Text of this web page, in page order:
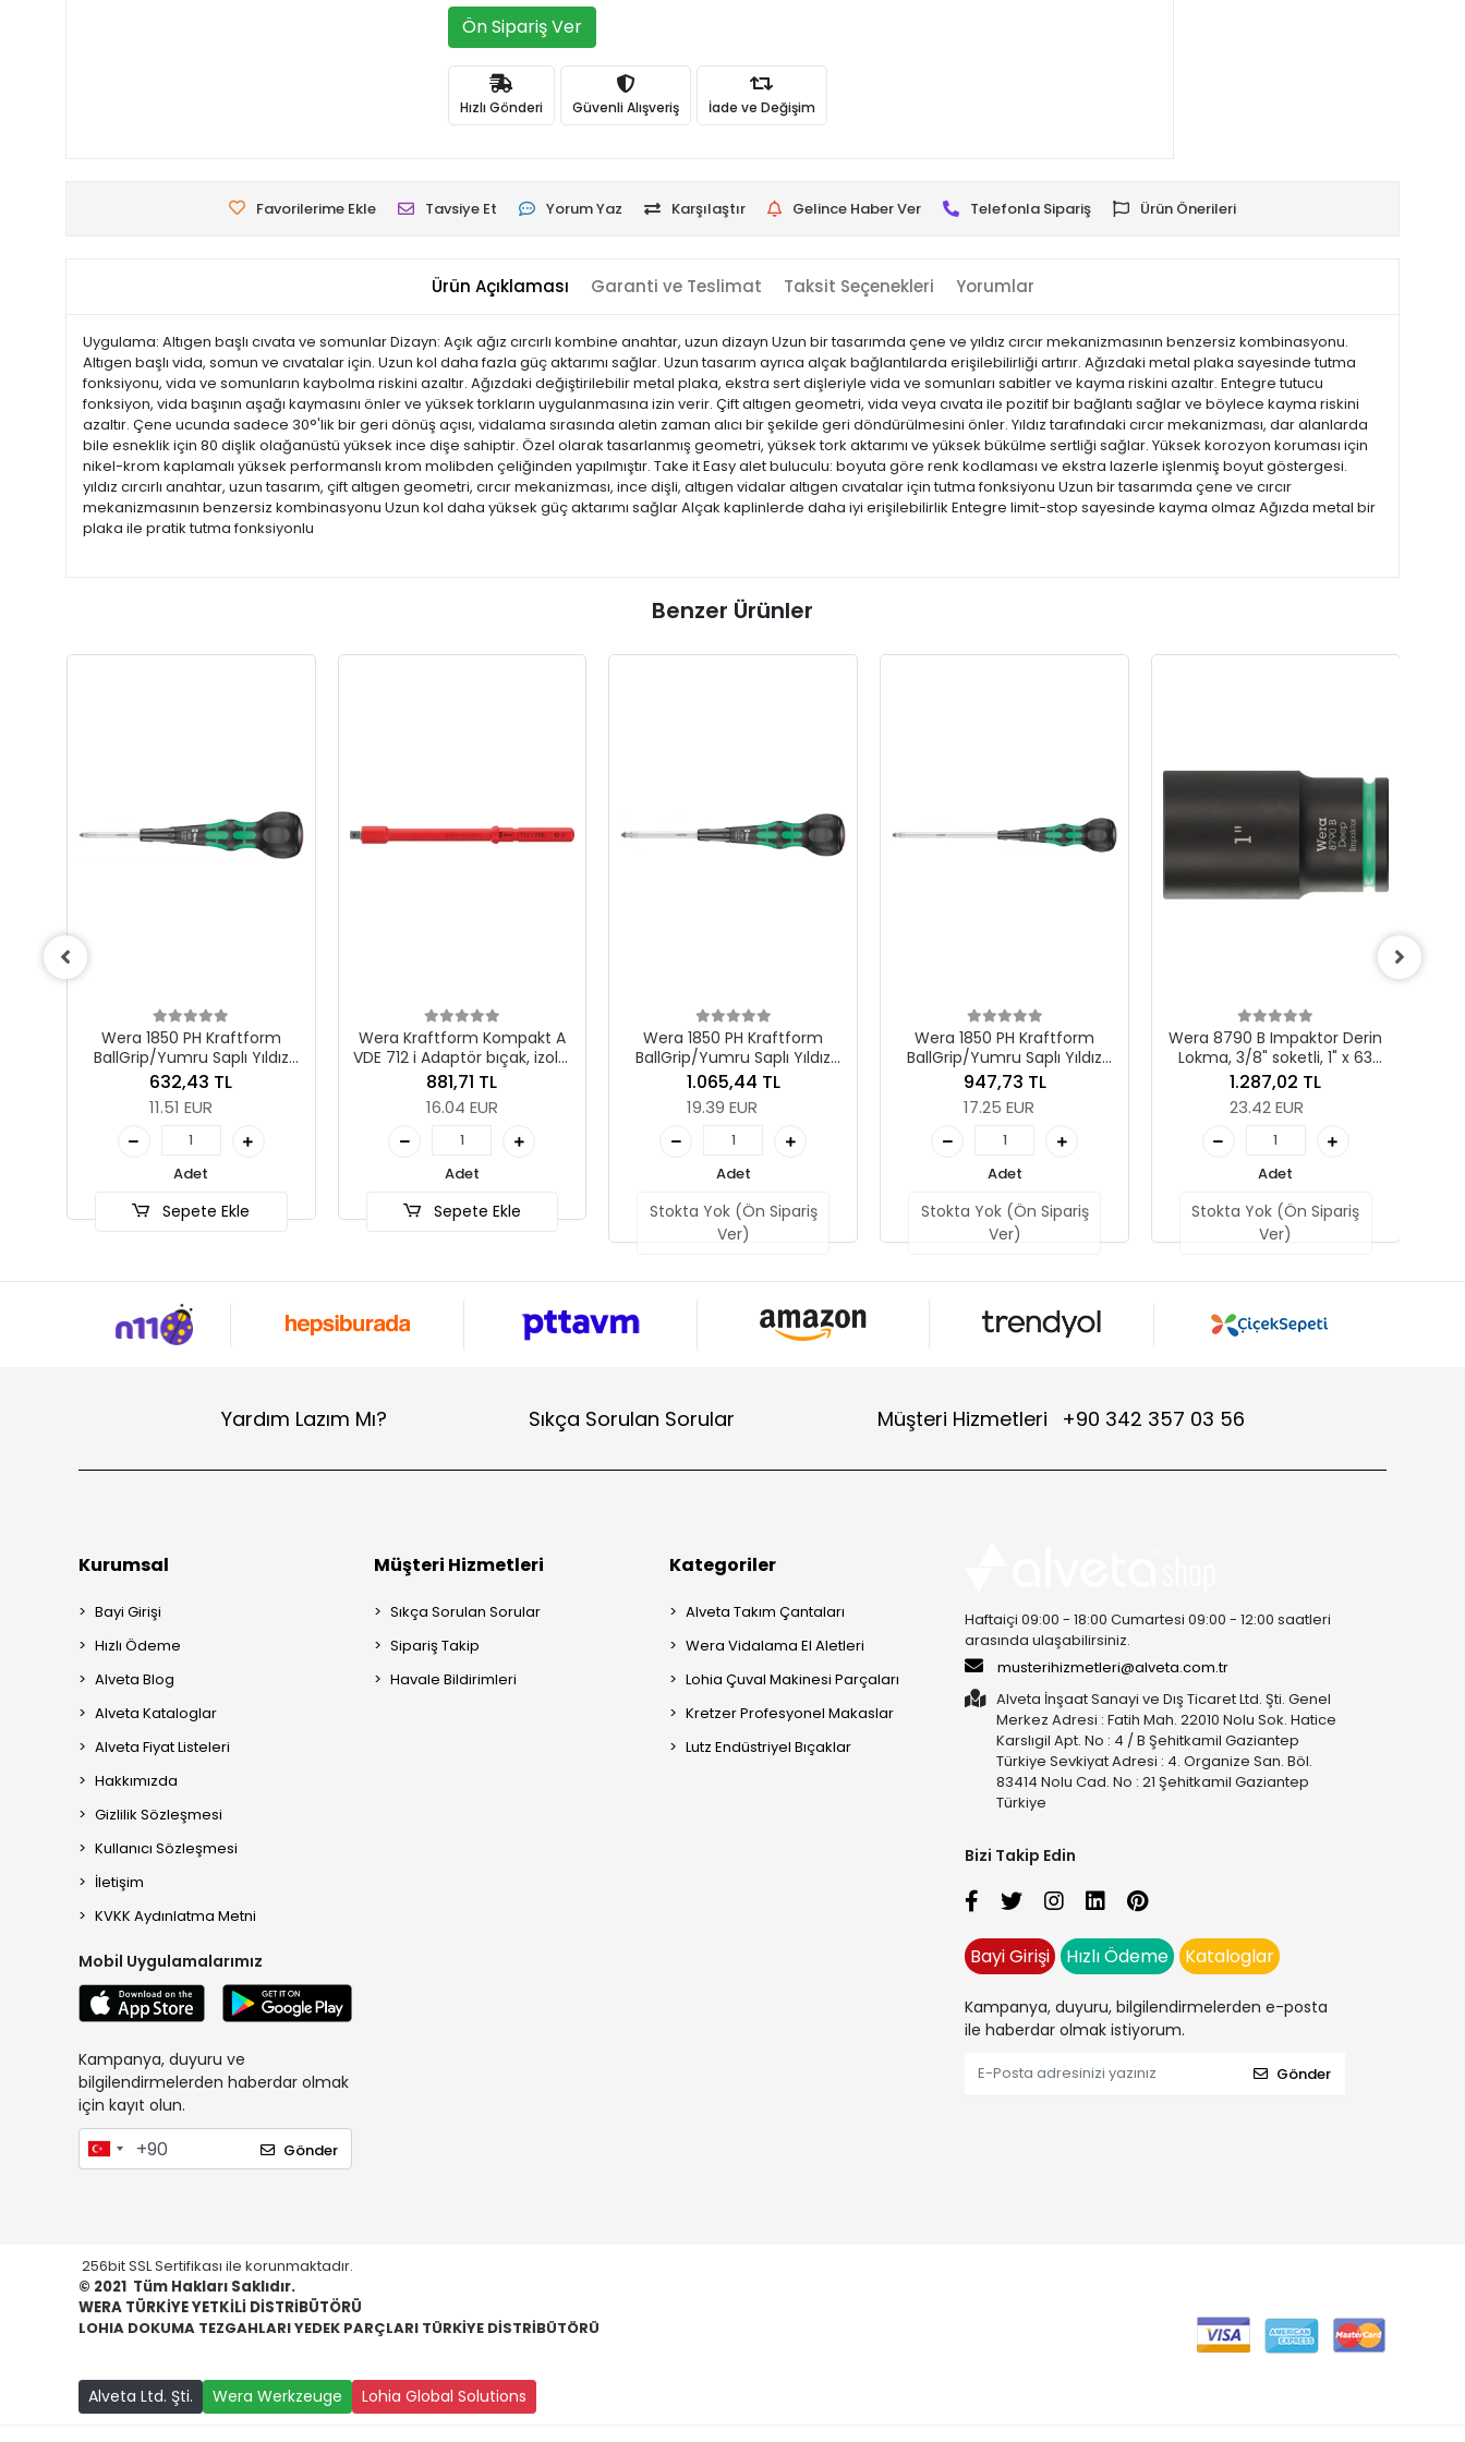
Ön Sipariş Ver
Hızlı Gönderi Güvenli Alışveriş İade ve Değişim
Favorilerime Ekle Tavsiye Et Yorum Yaz Karşılaştır Gelince Haber Ver Telefonla Sipariş Ürün Önerileri
Ürün Açıklaması Garanti ve Teslimat Taksit Seçenekleri Yorumlar
Uygulama: Altıgen başlı cıvata ve somunlar Dizayn: Açık ağız cırcırlı kombine anahtar, uzun dizayn Uzun bir tasarımda çene ve yıldız cırcır mekanizmasının benzersiz kombinasyonu.
Altıgen başlı vida, somun ve cıvatalar için. Uzun kol daha fazla güç aktarımı sağlar. Uzun tasarım ayrıca alçak bağlantılarda erişilebilirliği artırır. Ağızdaki metal plaka sayesinde tutma
fonksiyonu, vida ve somunların kaybolma riskini azaltır. Ağızdaki değiştirilebilir metal plaka, ekstra sert dişleriyle vida ve somunları sabitler ve kayma riskini azaltır. Entegre tutucu
fonksiyon, vida başının aşağı kaymasını önler ve yüksek torkların uygulanmasına izin verir. Çift altıgen geometri, vida veya cıvata ile pozitif bir bağlantı sağlar ve böylece kayma riskini
azaltır. Çene ucunda sadece 30°'lik bir geri dönüş açısı, vidalama sırasında aletin zaman alıcı bir şekilde geri döndürülmesini önler. Yıldız tarafındaki cırcır mekanizması, dar alanlarda
bile esneklik için 80 dişlik olağanüstü yüksek ince dişe sahiptir. Özel olarak tasarlanmış geometri, yüksek tork aktarımı ve yüksek bükülme sertliği sağlar. Yüksek korozyon koruması için
nikel-krom kaplamalı yüksek performanslı krom molibden çeliğinden yapılmıştır. Take it Easy alet buluculu: boyuta göre renk kodlaması ve ekstra lazerle işlenmiş boyut göstergesi.
yıldız cırcırlı anahtar, uzun tasarım, çift altıgen geometri, cırcır mekanizması, ince dişli, altıgen vidalar altıgen cıvatalar için tutma fonksiyonu Uzun bir tasarımda çene ve cırcır
mekanizmasının benzersiz kombinasyonu Uzun kol daha yüksek güç aktarımı sağlar Alçak kaplinlerde daha iyi erişilebilirlik Entegre limit-stop sayesinde kayma olmaz Ağızda metal bir
plaka ile pratik tutma fonksiyonlu
Benzer Ürünler
PH Kraftform
Saplı Yıldız
Sepete Ekle
Wera Kraftform Kompakt A
VDE 712 i Adaptör bıçak, izole,
1/4" lokmalar için, 1/4" x 154
Sepete Ekle
Wera 1850 PH Kraftform
BallGrip/Yumru Saplı Yıldız
Tornavida, PH 3 x 150 mm
Stokta Yok (Ön Sipariş
Wera 1850 PH Kraftform
BallGrip/Yumru Saplı Yıldız
Tornavida, PH 2 x 150 mm
Stokta Yok (Ön Sipariş
Ver)
Wera 8790 B Impaktor Derin
Lokma, 3/8" soketli, 1" x 63
Stokta Yok (Ön Sipariş
Ver)
Lokma, 3/8" soketli, 15/
mm
1.038,67 TL
Adet
Yardım Lazım Mı? Sıkça Sorulan Sorular Müşteri Hizmetleri +90 342 357 03 56
Kurumsal
Bayi Girişi
Hızlı Ödeme
Alveta Blog
Alveta Kataloglar
Alveta Fiyat Listeleri
Hakkımızda
Gizlilik Sözleşmesi
Kullanıcı Sözleşmesi
İletişim
KVKK Aydınlatma Metni
Mobil Uygulamalarımız
Kampanya, duyuru ve
bilgilendirmelerden haberdar olmak
için kayıt olun.
Gönder
Müşteri Hizmetleri
Sıkça Sorulan Sorular
Sipariş Takip
Havale Bildirimleri
Kategoriler
Alveta Takım Çantaları
Wera Vidalama El Aletleri
Lohia Çuval Makinesi Parçaları
Kretzer Profesyonel Makaslar
Lutz Endüstriyel Bıçaklar
Haftaiçi 09:00 - 18:00 Cumartesi 09:00 - 12:00 saatleri
arasında ulaşabilirsiniz.
musterihizmetleri@alveta.com.tr
Alveta İnşaat Sanayi ve Dış Ticaret Ltd. Şti. Genel
Merkez Adresi : Fatih Mah. 22010 Nolu Sok. Hatice
Karslıgil Apt. No : 4 / B Şehitkamil Gaziantep
Türkiye Sevkiyat Adresi : 4. Organize San. Böl.
83414 Nolu Cad. No : 21 Şehitkamil Gaziantep
Türkiye
Bizi Takip Edin
Bayi Girişi Hızlı Ödeme Kataloglar
Kampanya, duyuru, bilgilendirmelerden e-posta
ile haberdar olmak istiyorum.
Gönder
256bit SSL Sertifikası ile korunmaktadır.
© 2021 Tüm Hakları Saklıdır.
WERA TÜRKİYE YETKİLİ DİSTRİBÜTÖRÜ
LOHIA DOKUMA TEZGAHLARI YEDEK PARÇLARI TÜRKİYE DİSTRİBÜTÖRÜ
Alveta Ltd. Şti. Wera Werkzeuge Lohia Global Solutions